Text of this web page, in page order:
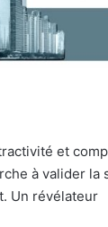
et
à valider la
Un révélateur